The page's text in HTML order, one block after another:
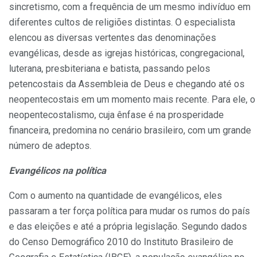
sincretismo, com a frequência de um mesmo indivíduo em
diferentes cultos de religiões distintas. O especialista
elencou as diversas vertentes das denominações
evangélicas, desde as igrejas históricas, congregacional,
luterana, presbiteriana e batista, passando pelos
petencostais da Assembleia de Deus e chegando até os
neopentecostais em um momento mais recente. Para ele, o
neopentecostalismo, cuja ênfase é na prosperidade
financeira, predomina no cenário brasileiro, com um grande
número de adeptos.
Evangélicos na política
Com o aumento na quantidade de evangélicos, eles
passaram a ter força política para mudar os rumos do país
e das eleições e até a própria legislação. Segundo dados
do Censo Demográfico 2010 do Instituto Brasileiro de